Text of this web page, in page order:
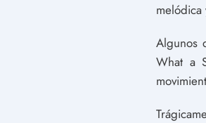
melódica
Algunos
What a